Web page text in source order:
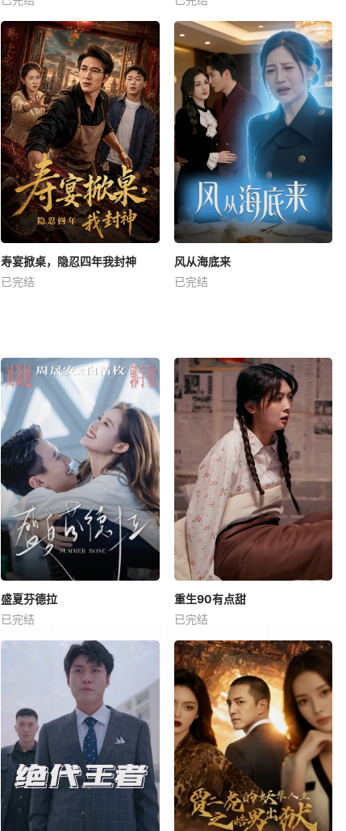
寿宴掀桌，隐忍四年我封神
已完结
风从海底来
已完结
盛夏芬德拉
已完结
重生90有点甜
已完结